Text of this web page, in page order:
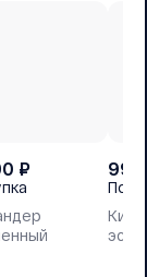
₽ 990